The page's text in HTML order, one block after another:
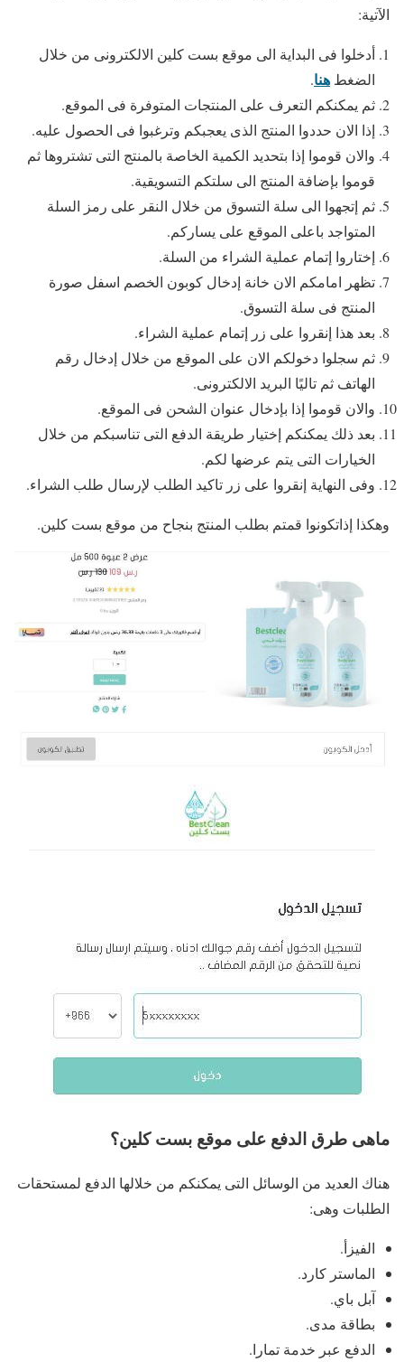
الآتية:
أدخلوا فى البداية الى موقع بست كلين الالكترونى من خلال
الضغط هنا.
ثم يمكنكم التعرف على المنتجات المتوفرة فى الموقع.
إذا الان حددوا المنتج الذى يعجبكم وترغبوا فى الحصول عليه.
والان قوموا إذا بتحديد الكمية الخاصة بالمنتج التى تشتروها ثم
قوموا بإضافة المنتج الى سلتكم التسويقية.
ثم إتجهوا الى سلة التسوق من خلال النقر على رمز السلة
المتواجد باعلى الموقع على يساركم.
إختاروا إتمام عملية الشراء من السلة.
تظهر امامكم الان خانة إدخال كوبون الخصم اسفل صورة
المنتج فى سلة التسوق.
بعد هذا إنقروا على زر إتمام عملية الشراء.
ثم سجلوا دخولكم الان على الموقع من خلال إدخال رقم
الهاتف ثم تاليًا البريد الالكترونى.
والان قوموا إذا بإدخال عنوان الشحن فى الموقع.
بعد ذلك يمكنكم إختيار طريقة الدفع التى تناسبكم من خلال
الخيارات التى يتم عرضها لكم.
وفى النهاية إنقروا على زر تاكيد الطلب لإرسال طلب الشراء.
وهكذا إذاتكونوا قمتم بطلب المنتج بنجاح من موقع بست كلين.
ماهى طرق الدفع على موقع بست كلين؟
هناك العديد من الوسائل التى يمكنكم من خلالها الدفع لمستحقات
الطلبات وهى:
الفيزأ.
الماستر كارد.
آبل باي.
بطاقة مدى.
الدفع عبر خدمة تمارا.